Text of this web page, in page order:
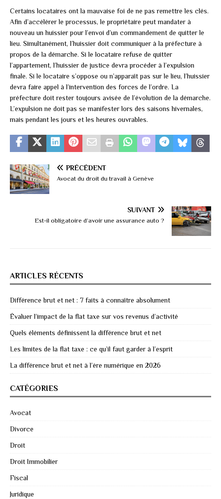
Certains locataires ont la mauvaise foi de ne pas remettre les clés.
Afin d’accélérer le processus, le propriétaire peut mandater à
nouveau un huissier pour l’envoi d’un commandement de quitter le
lieu. Simultanément, l’huissier doit communiquer à la préfecture à
propos de la démarche. Si le locataire refuse de quitter
l’appartement, l’huissier de justice devra procéder à l’expulsion
finale. Si le locataire s’oppose ou n’apparaît pas sur le lieu, l’huissier
devra faire appel à l’intervention des forces de l’ordre. La
préfecture doit rester toujours avisée de l’évolution de la démarche.
L’expulsion ne doit pas se manifester lors des saisons hivernales,
mais pendant les jours et les heures ouvrables.
PRÉCÉDENT
Avocat du droit du travail à Genève
SUIVANT
Est-il obligatoire d’avoir une assurance auto ?
ARTICLES RÉCENTS
Différence brut et net : 7 faits à connaître absolument
Évaluer l’impact de la flat taxe sur vos revenus d’activité
Quels éléments définissent la différence brut et net
Les limites de la flat taxe : ce qu’il faut garder à l’esprit
La différence brut et net à l’ère numérique en 2026
CATÉGORIES
Avocat
Divorce
Droit
Droit Immobilier
Fiscal
Juridique